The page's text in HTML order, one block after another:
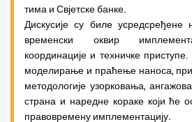
тима и Свјетске банке.
Дискусије су биле усредсређене
временски оквир
координације и техничке
моделирање и праћење наноса,
методологије узорковања,
страна и наредне кораке који ће
правовремену имплементацију.